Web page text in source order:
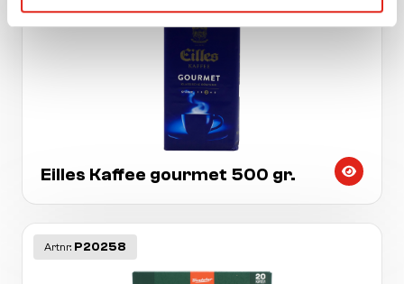
Eilles Kaffee gourmet 500 gr.
Artnr: P20258